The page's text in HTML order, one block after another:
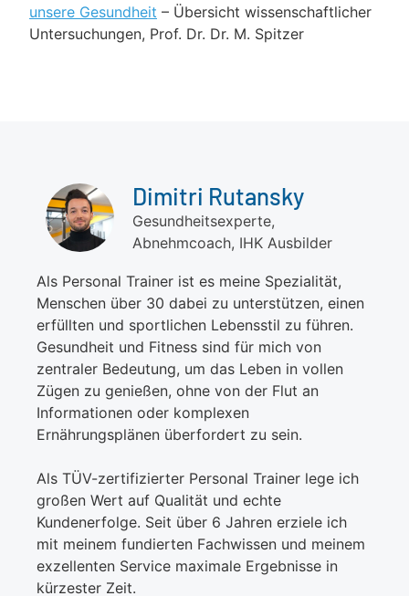
unsere Gesundheit – Übersicht wissenschaftlicher
Untersuchungen, Prof. Dr. Dr. M. Spitzer
Dimitri Rutansky
Gesundheitsexperte,
Abnehmcoach, IHK Ausbilder
Als Personal Trainer ist es meine Spezialität,
Menschen über 30 dabei zu unterstützen, einen
erfüllten und sportlichen Lebensstil zu führen.
Gesundheit und Fitness sind für mich von
zentraler Bedeutung, um das Leben in vollen
Zügen zu genießen, ohne von der Flut an
Informationen oder komplexen
Ernährungsplänen überfordert zu sein.
Als TÜV-zertifizierter Personal Trainer lege ich
großen Wert auf Qualität und echte
Kundenerfolge. Seit über 6 Jahren erziele ich
mit meinem fundierten Fachwissen und meinem
exzellenten Service maximale Ergebnisse in
kürzester Zeit.